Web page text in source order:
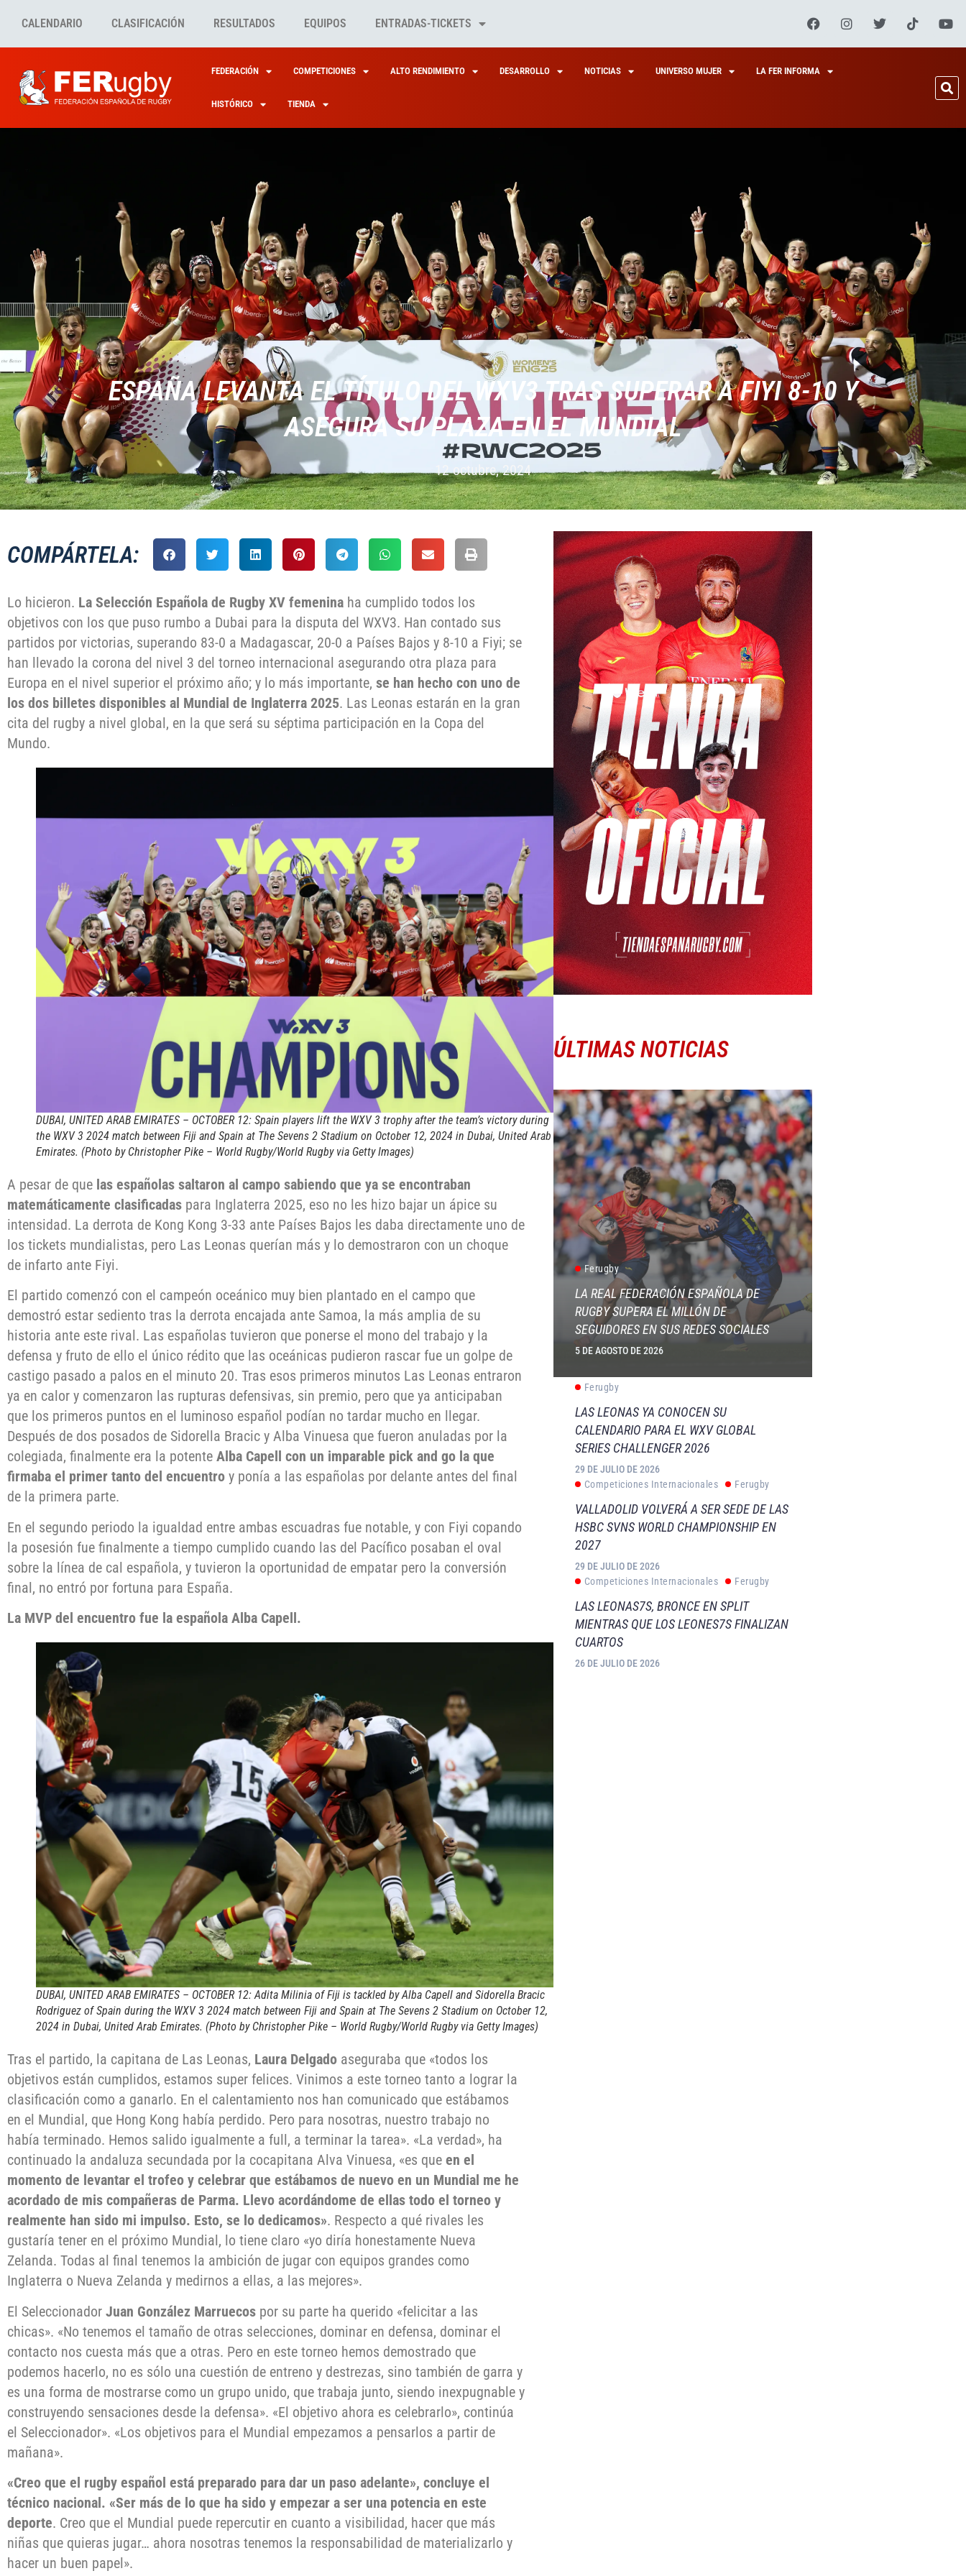
CALENDARIO CLASIFICACIÓN RESULTADOS EQUIPOS ENTRADAS-TICKETS
FEDERACIÓN COMPETICIONES ALTO RENDIMIENTO DESARROLLO NOTICIAS UNIVERSO MUJER LA FER INFORMA
HISTÓRICO TIENDA
ESPAÑA LEVANTA EL TÍTULO DEL WXV3 TRAS SUPERAR A FIYI 8-10 Y
ASEGURA SU PLAZA EN EL MUNDIAL
12 octubre, 2024
COMPÁRTELA:
Lo hicieron. La Selección Española de Rugby XV femenina ha cumplido todos los
objetivos con los que puso rumbo a Dubai para la disputa del WXV3. Han contado sus
partidos por victorias, superando 83-0 a Madagascar, 20-0 a Países Bajos y 8-10 a Fiyi; se
han llevado la corona del nivel 3 del torneo internacional asegurando otra plaza para
Europa en el nivel superior el próximo año; y lo más importante, se han hecho con uno de
los dos billetes disponibles al Mundial de Inglaterra 2025. Las Leonas estarán en la gran
cita del rugby a nivel global, en la que será su séptima participación en la Copa del
Mundo.
DUBAI, UNITED ARAB EMIRATES – OCTOBER 12: Spain players lift the WXV 3 trophy after the team’s victory during
the WXV 3 2024 match between Fiji and Spain at The Sevens 2 Stadium on October 12, 2024 in Dubai, United Arab
Emirates. (Photo by Christopher Pike – World Rugby/World Rugby via Getty Images)
A pesar de que las españolas saltaron al campo sabiendo que ya se encontraban
matemáticamente clasificadas para Inglaterra 2025, eso no les hizo bajar un ápice su
intensidad. La derrota de Kong Kong 3-33 ante Países Bajos les daba directamente uno de
los tickets mundialistas, pero Las Leonas querían más y lo demostraron con un choque
de infarto ante Fiyi.
El partido comenzó con el campeón oceánico muy bien plantado en el campo que
demostró estar sediento tras la derrota encajada ante Samoa, la más amplia de su
historia ante este rival. Las españolas tuvieron que ponerse el mono del trabajo y la
defensa y fruto de ello el único rédito que las oceánicas pudieron rascar fue un golpe de
castigo pasado a palos en el minuto 20. Tras esos primeros minutos Las Leonas entraron
ya en calor y comenzaron las rupturas defensivas, sin premio, pero que ya anticipaban
que los primeros puntos en el luminoso español podían no tardar mucho en llegar.
Después de dos posados de Sidorella Bracic y Alba Vinuesa que fueron anuladas por la
colegiada, finalmente era la potente Alba Capell con un imparable pick and go la que
firmaba el primer tanto del encuentro y ponía a las españolas por delante antes del final
de la primera parte.
En el segundo periodo la igualdad entre ambas escuadras fue notable, y con Fiyi copando
la posesión fue finalmente a tiempo cumplido cuando las del Pacífico posaban el oval
sobre la línea de cal española, y tuvieron la oportunidad de empatar pero la conversión
final, no entró por fortuna para España.
La MVP del encuentro fue la española Alba Capell.
DUBAI, UNITED ARAB EMIRATES – OCTOBER 12: Adita Milinia of Fiji is tackled by Alba Capell and Sidorella Bracic
Rodriguez of Spain during the WXV 3 2024 match between Fiji and Spain at The Sevens 2 Stadium on October 12,
2024 in Dubai, United Arab Emirates. (Photo by Christopher Pike – World Rugby/World Rugby via Getty Images)
Tras el partido, la capitana de Las Leonas, Laura Delgado aseguraba que «todos los
objetivos están cumplidos, estamos super felices. Vinimos a este torneo tanto a lograr la
clasificación como a ganarlo. En el calentamiento nos han comunicado que estábamos
en el Mundial, que Hong Kong había perdido. Pero para nosotras, nuestro trabajo no
había terminado. Hemos salido igualmente a full, a terminar la tarea». «La verdad», ha
continuado la andaluza secundada por la cocapitana Alva Vinuesa, «es que en el
momento de levantar el trofeo y celebrar que estábamos de nuevo en un Mundial me he
acordado de mis compañeras de Parma. Llevo acordándome de ellas todo el torneo y
realmente han sido mi impulso. Esto, se lo dedicamos». Respecto a qué rivales les
gustaría tener en el próximo Mundial, lo tiene claro «yo diría honestamente Nueva
Zelanda. Todas al final tenemos la ambición de jugar con equipos grandes como
Inglaterra o Nueva Zelanda y medirnos a ellas, a las mejores».
El Seleccionador Juan González Marruecos por su parte ha querido «felicitar a las
chicas». «No tenemos el tamaño de otras selecciones, dominar en defensa, dominar el
contacto nos cuesta más que a otras. Pero en este torneo hemos demostrado que
podemos hacerlo, no es sólo una cuestión de entreno y destrezas, sino también de garra y
es una forma de mostrarse como un grupo unido, que trabaja junto, siendo inexpugnable y
construyendo sensaciones desde la defensa». «El objetivo ahora es celebrarlo», continúa
el Seleccionador». «Los objetivos para el Mundial empezamos a pensarlos a partir de
mañana».
«Creo que el rugby español está preparado para dar un paso adelante», concluye el
técnico nacional. «Ser más de lo que ha sido y empezar a ser una potencia en este
deporte. Creo que el Mundial puede repercutir en cuanto a visibilidad, hacer que más
niñas que quieras jugar… ahora nosotras tenemos la responsabilidad de materializarlo y
hacer un buen papel».
ÚLTIMAS NOTICIAS
Ferugby
LA REAL FEDERACIÓN ESPAÑOLA DE
RUGBY SUPERA EL MILLÓN DE
SEGUIDORES EN SUS REDES SOCIALES
5 DE AGOSTO DE 2026
Ferugby
LAS LEONAS YA CONOCEN SU
CALENDARIO PARA EL WXV GLOBAL
SERIES CHALLENGER 2026
29 DE JULIO DE 2026
Competiciones Internacionales
Ferugby
VALLADOLID VOLVERÁ A SER SEDE DE LAS
HSBC SVNS WORLD CHAMPIONSHIP EN
2027
29 DE JULIO DE 2026
Competiciones Internacionales
Ferugby
LAS LEONAS7S, BRONCE EN SPLIT
MIENTRAS QUE LOS LEONES7S FINALIZAN
CUARTOS
26 DE JULIO DE 2026